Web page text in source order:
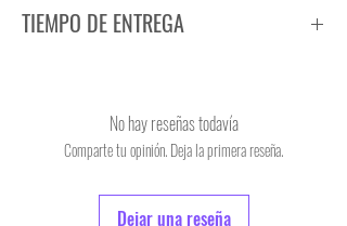
NO UTILIZAR SECADORA
TIEMPO DE ENTREGA
No hay reseñas todavía
Comparte tu opinión. Deja la primera reseña.
Dejar una reseña